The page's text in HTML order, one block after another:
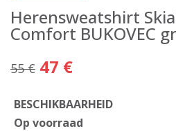
Herensweatshirt
Comfort BUKOVEC
55 € 47 €
BESCHIKBAARHEID
Op voorraad